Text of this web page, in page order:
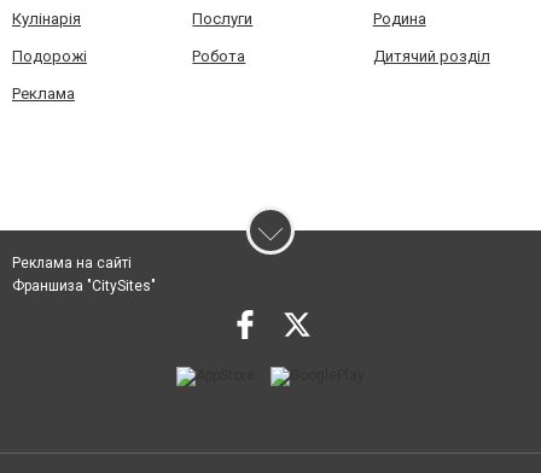
Кулінарія Послуги Родина
Подорожі Робота Дитячий розділ
Реклама
Реклама на сайті
Франшиза "CitySites"